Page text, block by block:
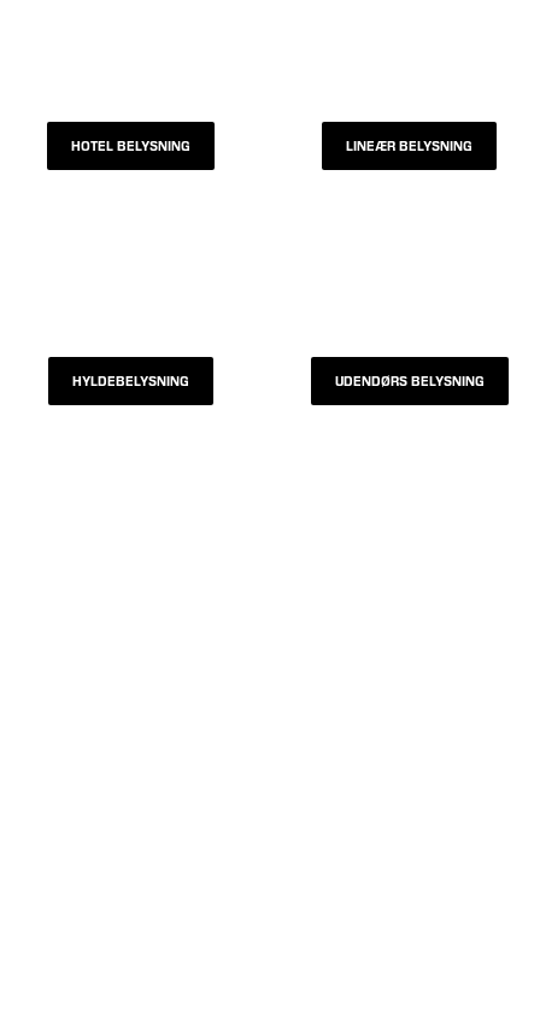
HOTEL BELYSNING LINEÆR BELYSNING
HYLDEBELYSNING UDENDØRS BELYSNING